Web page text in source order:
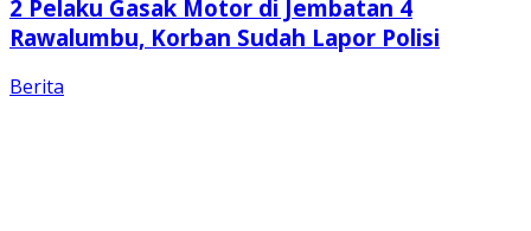
2 Pelaku Gasak Motor di Jembatan 4
Rawalumbu, Korban Sudah Lapor Polisi
Berita